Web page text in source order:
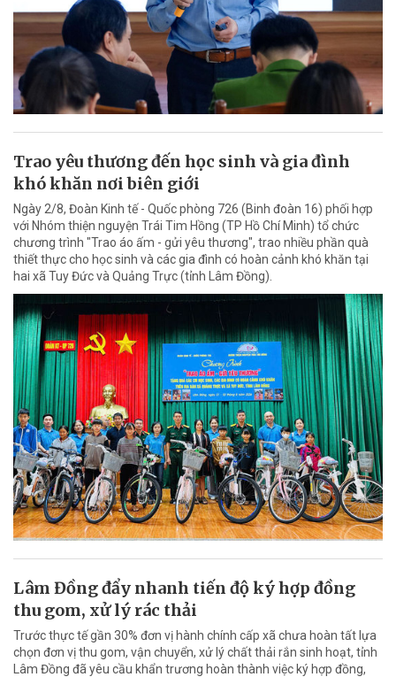
Trao yêu thương đến học sinh và gia đình
khó khăn nơi biên giới
Ngày 2/8, Đoàn Kinh tế - Quốc phòng 726 (Binh đoàn 16) phối hợp
với Nhóm thiện nguyện Trái Tim Hồng (TP Hồ Chí Minh) tổ chức
chương trình "Trao áo ấm - gửi yêu thương", trao nhiều phần quà
thiết thực cho học sinh và các gia đình có hoàn cảnh khó khăn tại
hai xã Tuy Đức và Quảng Trực (tỉnh Lâm Đồng).
Lâm Đồng đẩy nhanh tiến độ ký hợp đồng
thu gom, xử lý rác thải
Trước thực tế gần 30% đơn vị hành chính cấp xã chưa hoàn tất lựa
chọn đơn vị thu gom, vận chuyển, xử lý chất thải rắn sinh hoạt, tỉnh
Lâm Đồng đã yêu cầu khẩn trương hoàn thành việc ký hợp đồng,